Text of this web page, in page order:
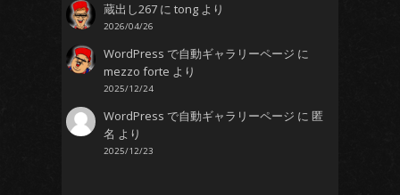
蔵出し267 にtong より
2026/04/26
WordPress で自動ギャラリーページ に
mezzo forte より
2025/12/24
WordPress で自動ギャラリーページ に匿
名 より
2025/12/23